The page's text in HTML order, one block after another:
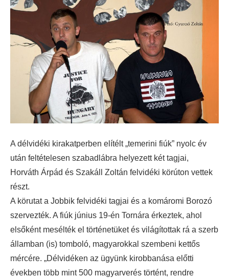
A délvidéki kirakatperben elítélt „temerini fiúk” nyolc év
után feltételesen szabadlábra helyezett két tagjai,
Horváth Árpád és Szakáll Zoltán felvidéki körúton vettek
részt.
A körutat a Jobbik felvidéki tagjai és a komáromi Borozó
szervezték. A fiúk június 19-én Tornára érkeztek, ahol
elsőként mesélték el történetüket és világítottak rá a szerb
államban (is) tomboló, magyarokkal szembeni kettős
mércére. „Délvidéken az ügyünk kirobbanása előtti
években több mint 500 magyarverés történt, rendre